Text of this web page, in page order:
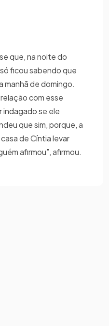
que, na noite do
ficou sabendo que
manhã de domingo.
com esse
indagado se ele
que sim, porque, a
de Cíntia levar
afirmou”, afirmou.